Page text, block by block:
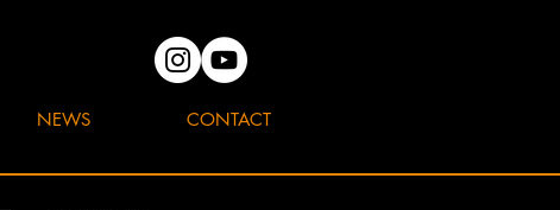
NEWS CONTACT